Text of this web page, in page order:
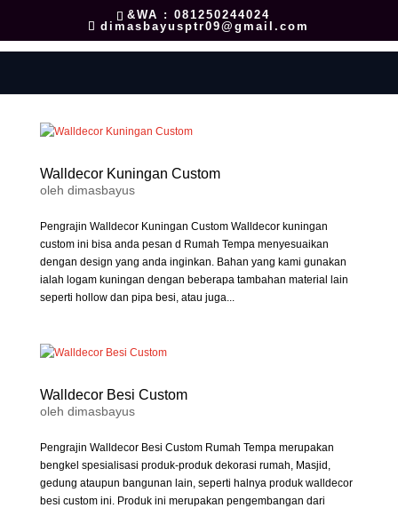
&WA : 081250244024
dimasbayusptr09@gmail.com
Walldecor Kuningan Custom
oleh dimasbayus
Pengrajin Walldecor Kuningan Custom Walldecor kuningan
custom ini bisa anda pesan d Rumah Tempa menyesuaikan
dengan design yang anda inginkan. Bahan yang kami gunakan
ialah logam kuningan dengan beberapa tambahan material lain
seperti hollow dan pipa besi, atau juga...
Walldecor Besi Custom
oleh dimasbayus
Pengrajin Walldecor Besi Custom Rumah Tempa merupakan
bengkel spesialisasi produk-produk dekorasi rumah, Masjid,
gedung ataupun bangunan lain, seperti halnya produk walldecor
besi custom ini. Produk ini merupakan pengembangan dari